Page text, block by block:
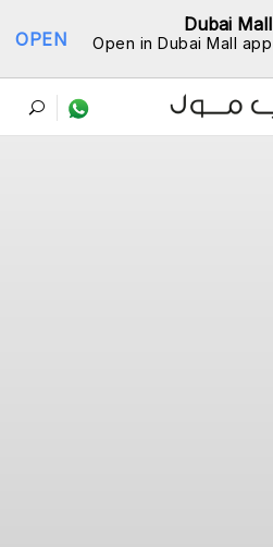
Dubai Mall
Open in Dubai Mall app
OPEN